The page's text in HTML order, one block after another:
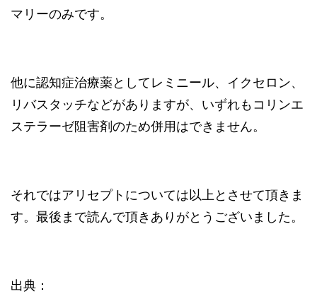
マリーのみです。
他に認知症治療薬としてレミニール、イクセロン、
リバスタッチなどがありますが、いずれもコリンエ
ステラーゼ阻害剤のため併用はできません。
それではアリセプトについては以上とさせて頂きま
す。最後まで読んで頂きありがとうございました。
出典：